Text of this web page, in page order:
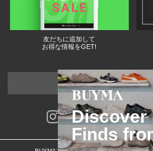
友だちに追加して
お得な情報をGET!
ページトッ